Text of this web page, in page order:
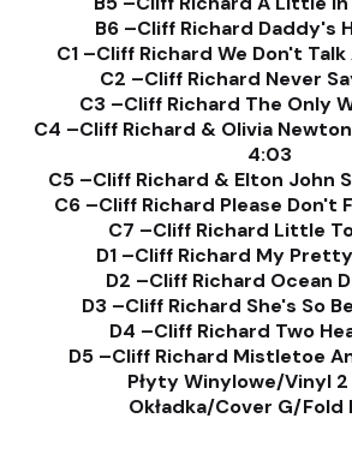
B6 –Cliff Richard Daddy's
C1 –Cliff Richard We Don't
C2 –Cliff Richard Never
C3 –Cliff Richard The Only
C4 –Cliff Richard & Olivia
4:03
C5 –Cliff Richard & Elton John
C6 –Cliff Richard Please Don't
C7 –Cliff Richard Little
D1 –Cliff Richard My
D2 –Cliff Richard Ocean
D3 –Cliff Richard She's So
D4 –Cliff Richard Two
D5 –Cliff Richard Mistletoe
Płyty Winylowe/Vinyl
Okładka/Cover G/Fold